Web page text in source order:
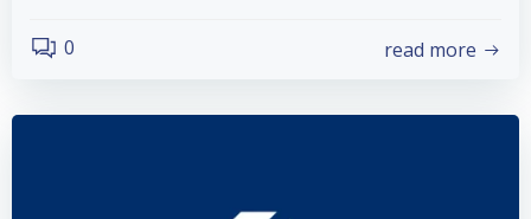
0 read more